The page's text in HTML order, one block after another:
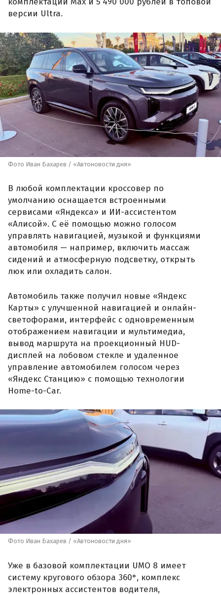
версии Ultra.
Фото Иван Бахарев / «Автоновости дня»
В любой комплектации кроссовер по
умолчанию оснащается встроенными
сервисами «Яндекса» и ИИ-ассистентом
«Алисой». С её помощью можно голосом
управлять навигацией, музыкой и функциями
автомобиля — например, включить массаж
сидений и атмосферную подсветку, открыть
люк или охладить салон.
Автомобиль также получил новые «Яндекс
Карты» с улучшенной навигацией и онлайн-
светофорами, интерфейс с одновременным
отображением навигации и мультимедиа,
вывод маршрута на проекционный HUD-
дисплей на лобовом стекле и удаленное
управление автомобилем голосом через
«Яндекс Станцию» с помощью технологии
Home-to-Car.
Фото Иван Бахарев / «Автоновости дня»
Уже в базовой комплектации UMO 8 имеет
систему кругового обзора 360°, комплекс
электронных ассистентов водителя,